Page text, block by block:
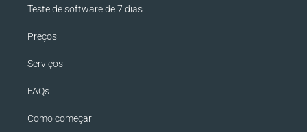
Teste de software de 7 dias
Preços
Serviços
FAQs
Como começar